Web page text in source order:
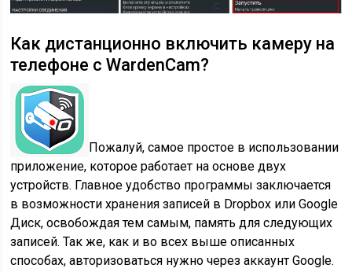
Как дистанционно включить камеру на
телефоне с WardenCam?
Пожалуй, самое простое в использовании
приложение, которое работает на основе двух
устройств. Главное удобство программы заключается
в возможности хранения записей в Dropbox или Google
Диск, освобождая тем самым, память для следующих
записей. Так же, как и во всех выше описанных
способах, авторизоваться нужно через аккаунт Google.